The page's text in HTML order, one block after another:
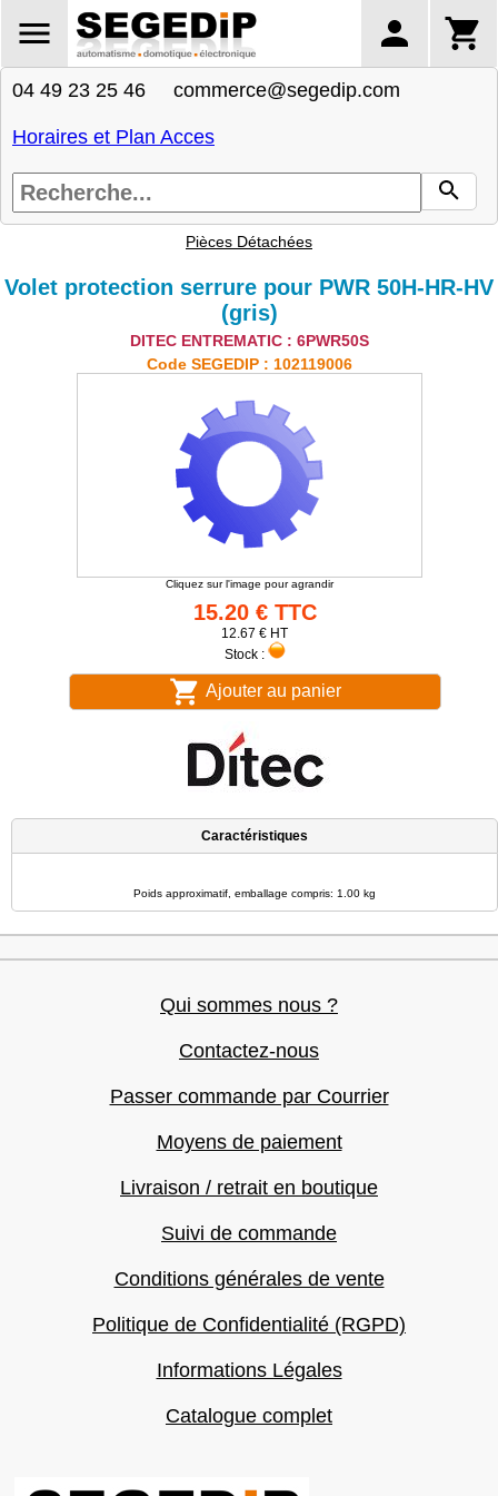
04 49 23 25 46 commerce@segedip.com
Horaires et Plan Acces
Pièces Détachées
Volet protection serrure pour PWR 50H-HR-HV
(gris)
DITEC ENTREMATIC : 6PWR50S
Code SEGEDIP : 102119006
Cliquez sur l'image pour agrandir
15.20 € TTC
12.67 € HT
Stock :
Ajouter au panier
Caractéristiques
Poids approximatif, emballage compris: 1.00 kg
Qui sommes nous ?
Contactez-nous
Passer commande par Courrier
Moyens de paiement
Livraison / retrait en boutique
Suivi de commande
Conditions générales de vente
Politique de Confidentialité (RGPD)
Informations Légales
Catalogue complet